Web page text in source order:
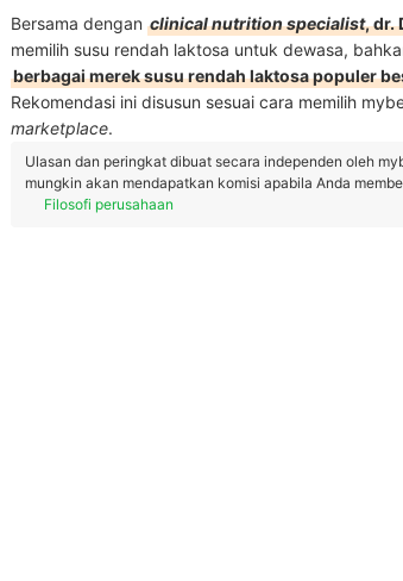
Bersama dengan clinical nutrition specialist, dr.
memilih susu rendah laktosa untuk dewasa,
berbagai merek susu rendah laktosa populer
Rekomendasi ini disusun sesuai cara memilih
marketplace.
Ulasan dan peringkat dibuat secara independen oleh
mungkin akan mendapatkan komisi apabila Anda
Filosofi perusahaan